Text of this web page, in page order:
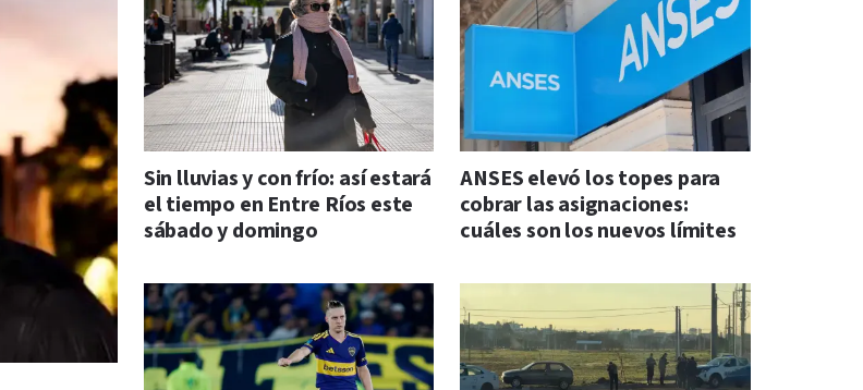
Sin lluvias y con frío: así estará
el tiempo en Entre Ríos este
sábado y domingo
ANSES elevó los topes para
cobrar las asignaciones:
cuáles son los nuevos límites